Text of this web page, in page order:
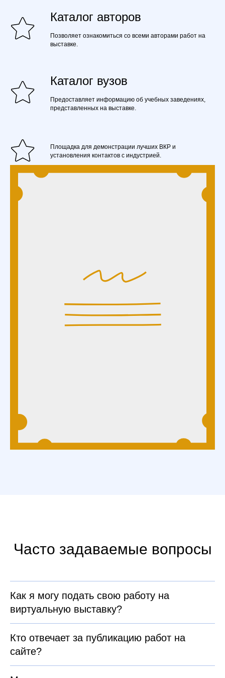
Каталог авторов
Позволяет ознакомиться со всеми авторами работ на
выставке.
Каталог вузов
Предоставляет информацию об учебных заведениях,
представленных на выставке.
Площадка для демонстрации лучших ВКР и
установления контактов с индустрией.
Часто задаваемые вопросы
Как я могу подать свою работу на
виртуальную выставку?
Кто отвечает за публикацию работ на
сайте?